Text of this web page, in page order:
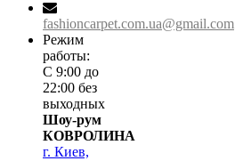
fashioncarpet.com.ua@gmail.com
Режим
работы:
С 9:00 до
22:00 без
выходных
Шоу-рум
КОВРОЛИНА
г. Киев,